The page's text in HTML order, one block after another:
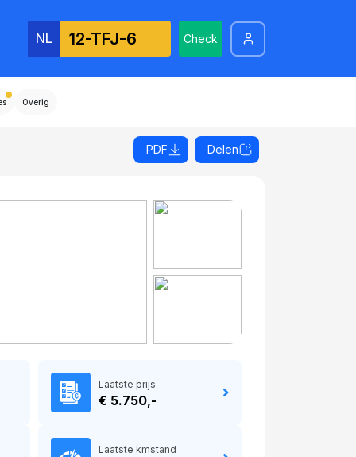
NL Check
Overig
PDF Delen
Laatste prijs
€ 5.750,-
Laatste kmstand